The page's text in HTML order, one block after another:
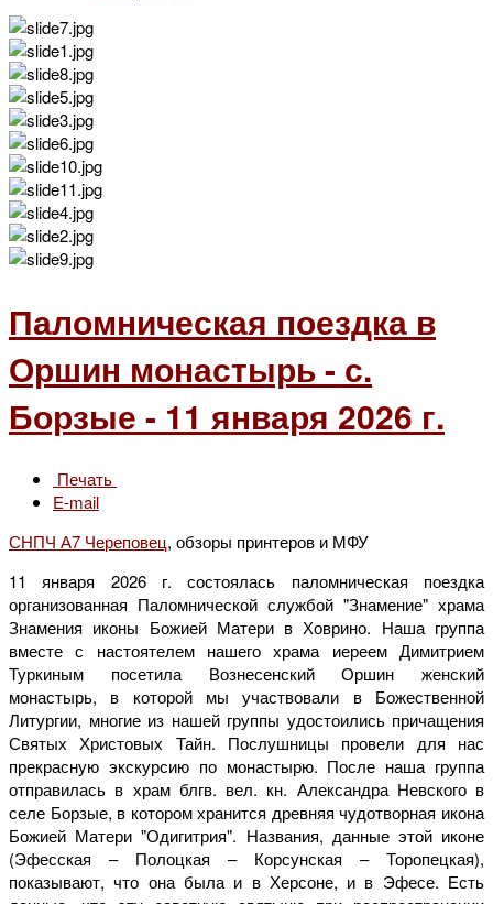
Паломническая поездка в
Оршин монастырь - с.
Борзые - 11 января 2026 г.
Печать
E-mail
СНПЧ А7 Череповец, обзоры принтеров и МФУ
11 января 2026 г. состоялась паломническая поездка
организованная Паломнической службой "Знамение" храма
Знамения иконы Божией Матери в Ховрино. Наша группа
вместе с настоятелем нашего храма иереем Димитрием
Туркиным посетила Вознесенский Оршин женский
монастырь, в которой мы участвовали в Божественной
Литургии, многие из нашей группы удостоились причащения
Святых Христовых Тайн. Послушницы провели для нас
прекрасную экскурсию по монастырю. После наша группа
отправилась в храм блгв. вел. кн. Александра Невского в
селе Борзые, в котором хранится древняя чудотворная икона
Божией Матери "Одигитрия". Названия, данные этой иконе
(Эфесская – Полоцкая – Корсунская – Торопецкая),
показывают, что она была и в Херсоне, и в Эфесе. Есть